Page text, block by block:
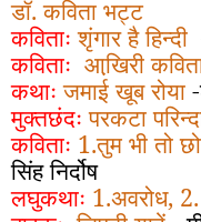
डॉ. कविता भट्ट
कविताः शृंगार है हिन्दी
कविताः आखि़री
कथाःजमाई खूब रोया -
मुक्तछंदः परकटा
कविताः 1.तुम भी तो
सिंह निर्दोष
लघुकथाः 1.अवरोध,